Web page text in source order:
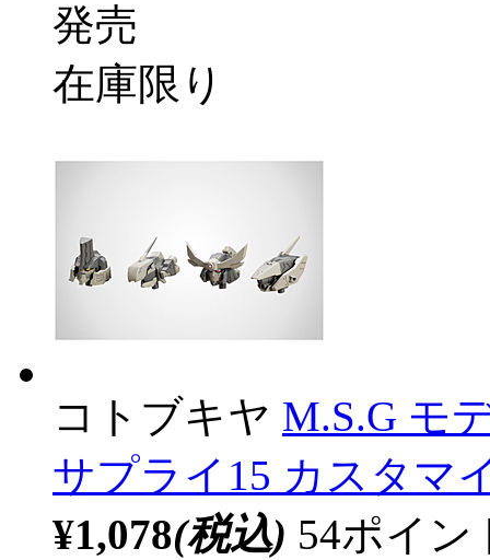
発売
在庫限り
コトブキヤ M.S.G モ
サプライ15 カスタマ
¥1,078(税込) 54ポイ